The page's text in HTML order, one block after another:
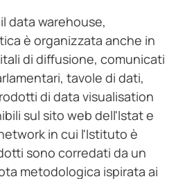
data warehouse,
è organizzata anche in
di diffusione, comunicati
tavole di dati,
di data visualisation
sul sito web dell'Istat e
in cui l'Istituto è
sono corredati da un
metodologica ispirata ai